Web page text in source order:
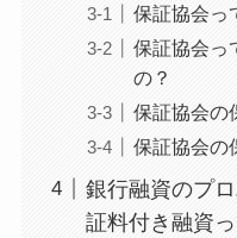
保証協会っ
保証協会っ
の？
保証協会の
保証協会の
銀行融資のプ
証料付き融資